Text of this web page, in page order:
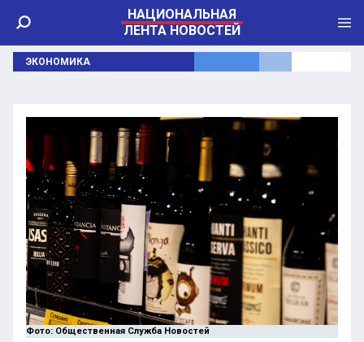
НАЦИОНАЛЬНАЯ
ЛЕНТА НОВОСТЕЙ
ЭКОНОМИКА
Фото: Общественная Служба Новостей